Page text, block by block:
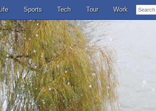
Sports Tech Tour Work
Search